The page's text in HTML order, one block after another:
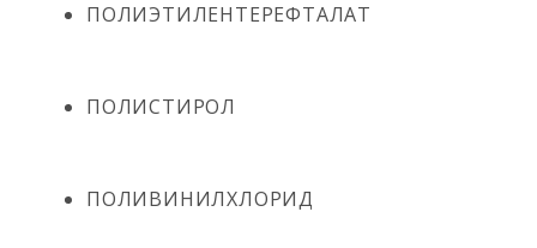
ПОЛИЭТИЛЕНТЕРЕФТАЛАТ
ПОЛИСТИРОЛ
ПОЛИВИНИЛХЛОРИД